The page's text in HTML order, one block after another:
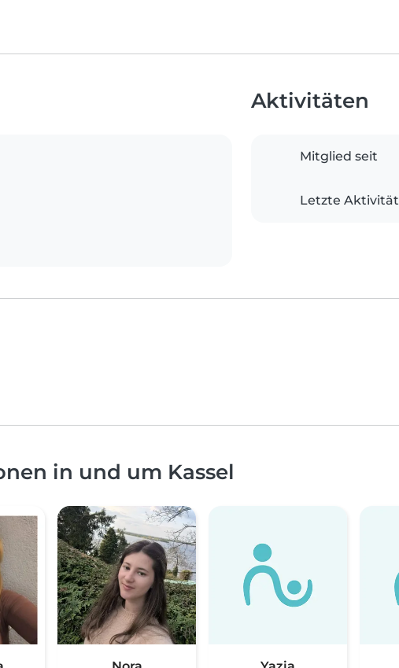
Aktivitäten
Mitglied seit
Letzte Aktivität
in und um Kassel